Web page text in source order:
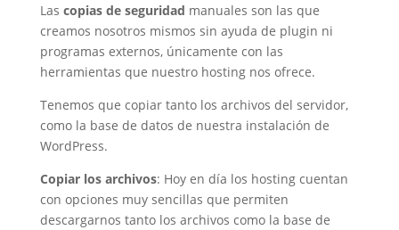
Las copias de seguridad manuales son las que
creamos nosotros mismos sin ayuda de plugin ni
programas externos, únicamente con las
herramientas que nuestro hosting nos ofrece.
Tenemos que copiar tanto los archivos del servidor,
como la base de datos de nuestra instalación de
WordPress.
Copiar los archivos: Hoy en día los hosting cuentan
con opciones muy sencillas que permiten
descargarnos tanto los archivos como la base de